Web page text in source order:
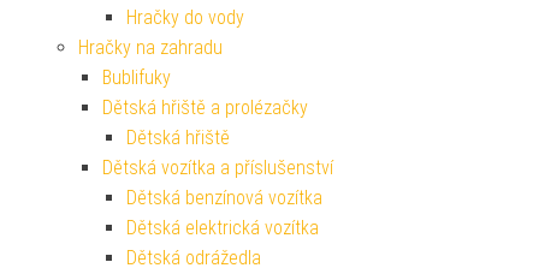
Hračky do vody
Hračky na zahradu
Bublifuky
Dětská hřiště a prolézačky
Dětská hřiště
Dětská vozítka a příslušenství
Dětská benzínová vozítka
Dětská elektrická vozítka
Dětská odrážedla